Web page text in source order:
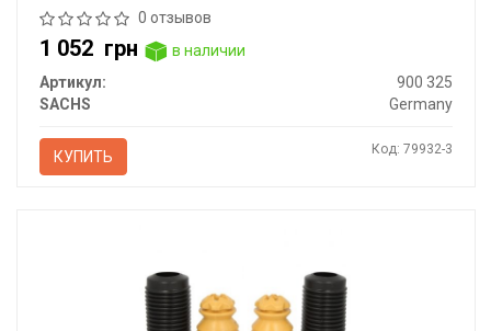
0 отзывов
1 052 грн
в наличии
Артикул:
900 325
SACHS
Germany
КУПИТЬ Код: 79932-3